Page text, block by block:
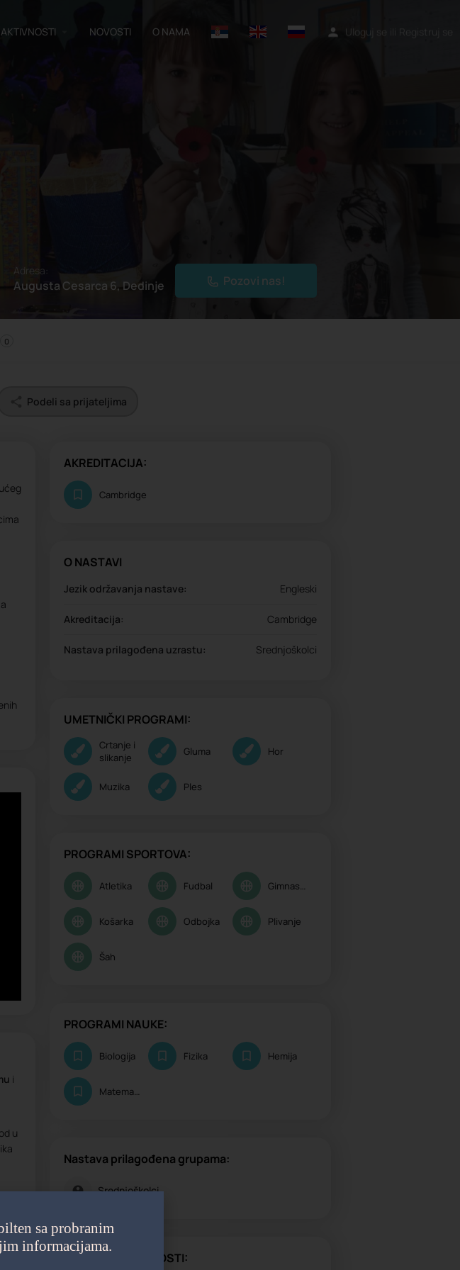
AKTIVNOSTI NOVOSTI O NAMA Uloguj se
Adresa:
Augusta Cesarca 6, Dedinje Pozovi nas!
0
Podeli sa prijateljima
i
u
AKREDITACIJA:
Cambridge
O NASTAVI
Jezik održavanja nastave: Engleski
Akreditacija: Cambridge
Nastava prilagođena uzrastu: Srednjoškolci
UMETNIČKI PROGRAMI:
Crtanje i
slikanje
Gluma Hor
Muzika Ples
PROGRAMI SPORTOVA:
Atletika Fudbal Gimnastika
Košarka Odbojka Plivanje
Šah
PROGRAMI NAUKE:
Biologija Fizika Hemija
Matematika
Nastava prilagođena grupama:
Srednjoškolci
DODATNE AKTIVNOSTI:
sa probranim
informacijama.